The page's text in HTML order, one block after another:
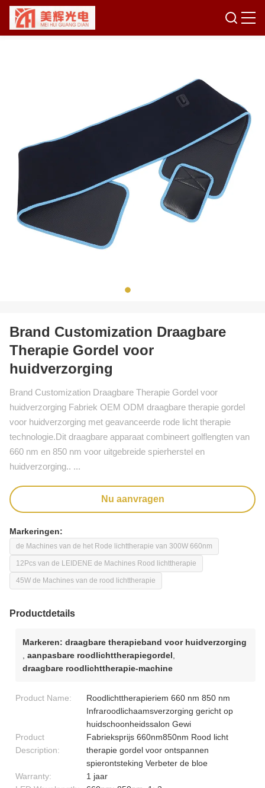
Brand Customization Draagbare
Therapie Gordel voor
huidverzorging
Brand Customization Draagbare Therapie Gordel voor
huidverzorging Fabriek OEM ODM draagbare therapie gordel
voor huidverzorging met geavanceerde rode licht therapie
technologie.Dit draagbare apparaat combineert golflengten van
660 nm en 850 nm voor uitgebreide spierherstel en
huidverzorging.. ...
Nu aanvragen
Markeringen:
de Machines van de het Rode lichttherapie van 300W 660nm
12Pcs van de LEIDENE de Machines Rood lichttherapie
45W de Machines van de rood lichttherapie
Productdetails
Markeren: draagbare therapieband voor huidverzorging
aanpasbare roodlichttherapiegordel
draagbare roodlichttherapie-machine
Product Name:
Roodlichttherapieriem 660 nm 850 nm
Infraroodlichaamsverzorging gericht op
huidschoonheidssalon Gewi
Product
Description:
Fabrieksprijs 660nm850nm Rood licht
therapie gordel voor ontspannen
spierontsteking Verbeter de bloe
Warranty:
1 jaar